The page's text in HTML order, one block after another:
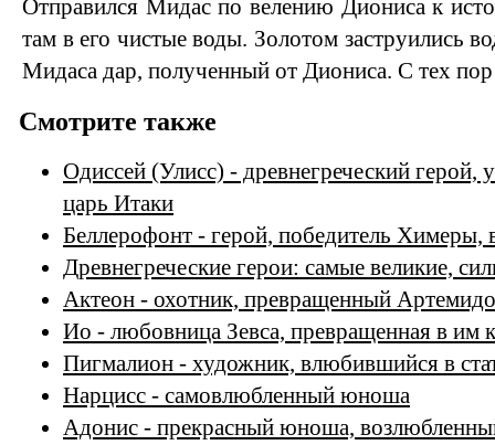
Отправился Мидас по велению Диониса к
там в его чистые воды. Золотом заструились
Мидаса дар, полученный от Диониса. С тех
Смотрите также
Одиссей (Улисс) - древнегреческий герой,
царь Итаки
Беллерофонт - герой, победитель Химеры,
Древнегреческие герои: самые великие,
Актеон - охотник, превращенный
Ио - любовница Зевса, превращенная в им
Пигмалион - художник, влюбившийся в
Нарцисс - самовлюбленный юноша
Адонис - прекрасный юноша,